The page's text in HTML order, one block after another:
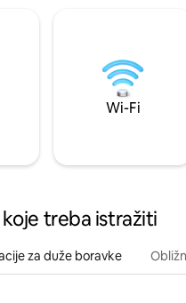
Wi-Fi
treba istražiti
za duže boravke